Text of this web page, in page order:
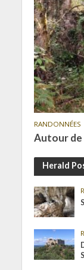
RANDONNÉES
Autour de
Herald